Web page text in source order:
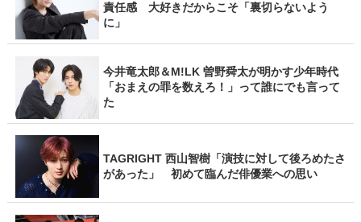
責任感 大好きだからこそ「裏切らないよう
に」
今井竜太郎＆M!LK 曽野舜太が明かす少年時代
「おまえの罪を数えろ！」って誰にでも言って
た
TAGRIGHT 西山智樹「演技に対して後ろめたさ
があった」 初めて臨んだ俳優業への思い